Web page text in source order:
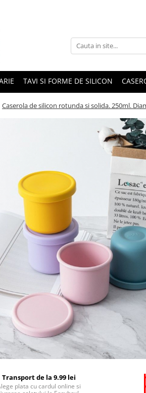
TAVI SI FORME DE SILICON
Caserola de silicon rotunda si solida. 250ml.
Transport de la 9.99 lei
plata cu cardul online si